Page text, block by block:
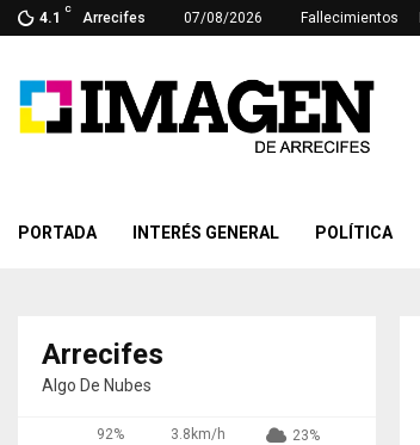
4.1
C
Arrecifes 07/08/2026 Fallecimientos
PORTADA INTERÉS GENERAL POLÍTICA
Arrecifes
Algo De Nubes
92% 3.8km/h 23%